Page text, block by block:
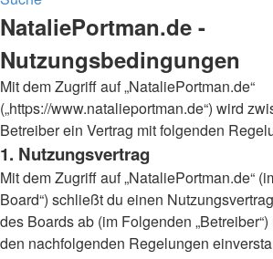
NataliePortman.de -
Nutzungsbedingungen
Mit dem Zugriff auf „NataliePortman.de“
(„https://www.natalieportman.de“) wird
Betreiber ein Vertrag mit folgenden
1. Nutzungsvertrag
Mit dem Zugriff auf „NataliePortman.de“
Board“) schließt du einen
des Boards ab (im Folgenden
den nachfolgenden Regelungen